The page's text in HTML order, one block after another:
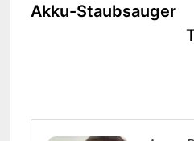
Akku-Staubsauger